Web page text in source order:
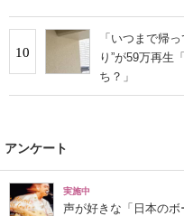
10
「いつまで帰
り”が59万再生
ち？」
アンケート
実施中
声が好きな「日本のボ